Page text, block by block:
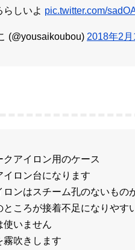
しいよ pic.twitter.com/
(@yousaikoubou) 2018年2
クアイロン用のケース
イロン台になります
ロンはスチーム孔のないもの
ところが接着不足になりやす
使いません
霧吹きします